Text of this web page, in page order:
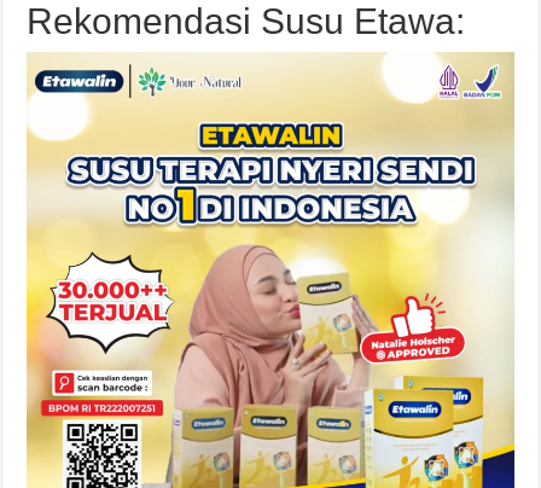
Rekomendasi Susu Etawa: